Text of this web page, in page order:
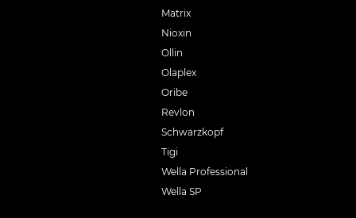
Matrix
Nioxin
Ollin
Olaplex
Oribe
Revlon
Schwarzkopf
Tigi
Wella Professional
Wella SP